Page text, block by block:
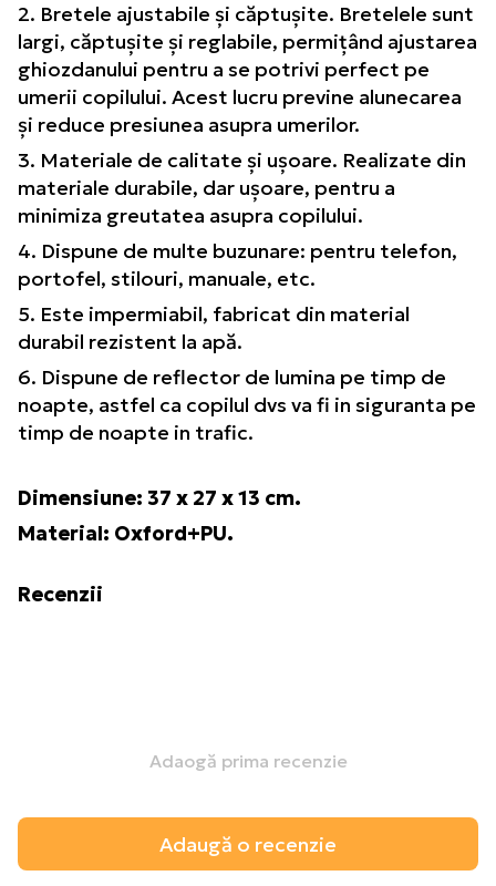
2. Bretele ajustabile și căptușite. Bretelele sunt
largi, căptușite și reglabile, permițând ajustarea
ghiozdanului pentru a se potrivi perfect pe
umerii copilului. Acest lucru previne alunecarea
și reduce presiunea asupra umerilor.
3. Materiale de calitate și ușoare. Realizate din
materiale durabile, dar ușoare, pentru a
minimiza greutatea asupra copilului.
4. Dispune de multe buzunare: pentru telefon,
portofel, stilouri, manuale, etc.
5. Este impermiabil, fabricat din material
durabil rezistent la apă.
6. Dispune de reflector de lumina pe timp de
noapte, astfel ca copilul dvs va fi in siguranta pe
timp de noapte in trafic.
Dimensiune: 37 x 27 x 13 cm.
Material: Oxford+PU.
Recenzii
Adaogă prima recenzie
Adaugă o recenzie